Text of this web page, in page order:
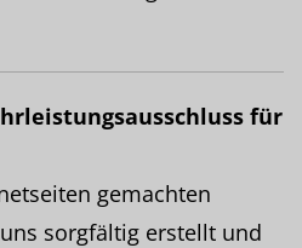
für
gemachten
sorgfältig erstellt und